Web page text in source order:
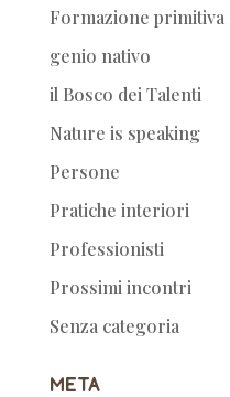
Formazione primitiva
genio nativo
il Bosco dei Talenti
Nature is speaking
Persone
Pratiche interiori
Professionisti
Prossimi incontri
Senza categoria
Meta